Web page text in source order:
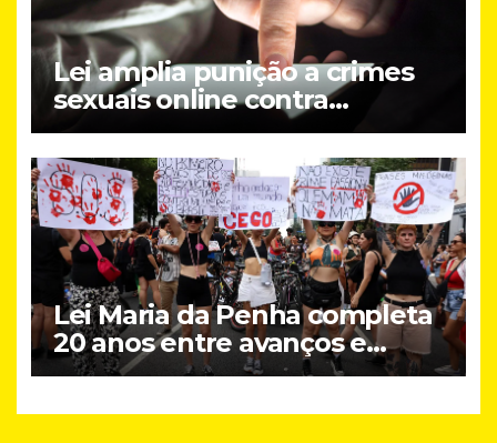
Lei amplia punição a crimes
sexuais online contra
crianças; entenda
Lei Maria da Penha completa
20 anos entre avanços e
desafios